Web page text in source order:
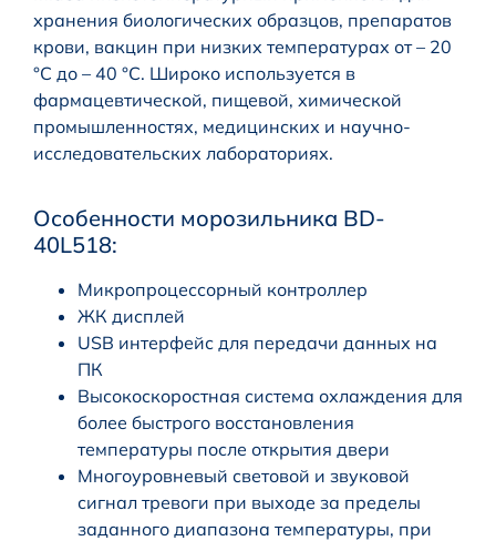
хранения биологических образцов, препаратов
крови, вакцин при низких температурах от – 20
°С до – 40 °С. Широко используется в
фармацевтической, пищевой, химической
промышленностях, медицинских и научно-
исследовательских лабораториях.
Особенности морозильника BD-
40L518:
Микропроцессорный контроллер
ЖК дисплей
USB интерфейс для передачи данных на
ПК
Высокоскоростная система охлаждения для
более быстрого восстановления
температуры после открытия двери
Многоуровневый световой и звуковой
сигнал тревоги при выходе за пределы
заданного диапазона температуры, при